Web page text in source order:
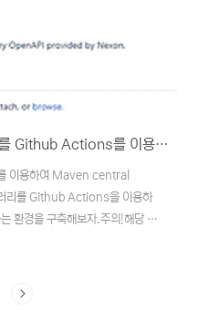
[Java] Java 라이브러리 패키지를 Github Actions를 이용하여 Maven central repository에 배포하는 방법
이용하여 Maven central
리를 Github Actions을 이용하
환경을 구축해보자.주의!해당 문
년3월12일 이후에는 유효하지
지를 Github Actions를 이용하